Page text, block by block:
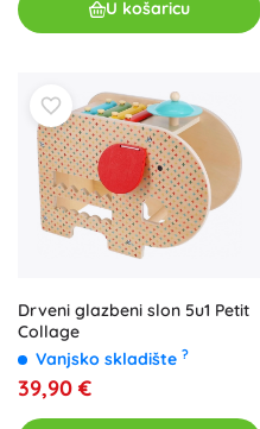
U košaricu
Drveni glazbeni slon 5u1 Petit
Collage
Vanjsko skladište ?
39,90 €